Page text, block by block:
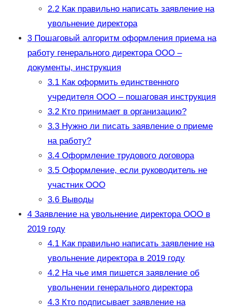
2.2Как правильно написать заявление на
увольнение директора
3Пошаговый алгоритм оформления приема на
работу генерального директора ООО –
документы, инструкция
3.1Как оформить единственного
учредителя ООО – пошаговая инструкция
3.2Кто принимает в организацию?
3.3Нужно ли писать заявление о приеме
на работу?
3.4Оформление трудового договора
3.5Оформление, если руководитель не
участник ООО
3.6Выводы
4Заявление на увольнение директора ООО в
2019 году
4.1Как правильно написать заявление на
увольнение директора в 2019 году
4.2На чье имя пишется заявление об
увольнении генерального директора
4.3Кто подписывает заявление на